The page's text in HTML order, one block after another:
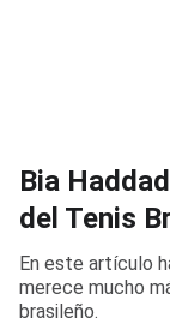
Bia
del Tenis
En este artículo
merece mucho
brasileño.